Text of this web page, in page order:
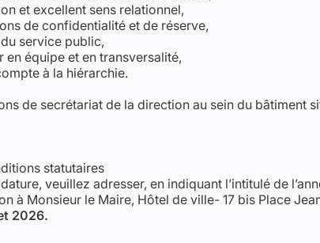
et excellent sens relationnel,
de confidentialité et de réserve,
service public,
en équipe et en transversalité,
à la hiérarchie.
de secrétariat de la direction au sein du bâtiment
statutaires
veuillez adresser, en indiquant l’intitulé de
à Monsieur le Maire, Hôtel de ville- 17 bis Place
2026.